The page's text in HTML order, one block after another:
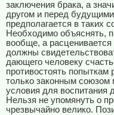
заключения брака, а
другом и перед
предполагается в таких
Необходимо объяснять,
вообще, а
должны
дающего человеку
противостоять
только законным
условия для воспитания
Нельзя не упомянуть о
чрезвычайно велико.